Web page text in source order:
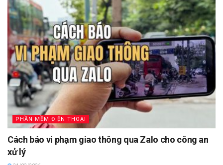
PHẦN MỀM ĐIỆN THOẠI
Cách báo vi phạm giao thông qua Zalo cho công an
xử lý